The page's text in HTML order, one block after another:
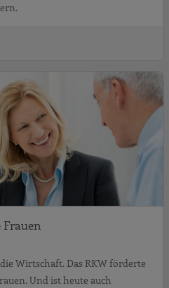
Frauen
Wirtschaft. Das RKW förderte
Und ist heute auch